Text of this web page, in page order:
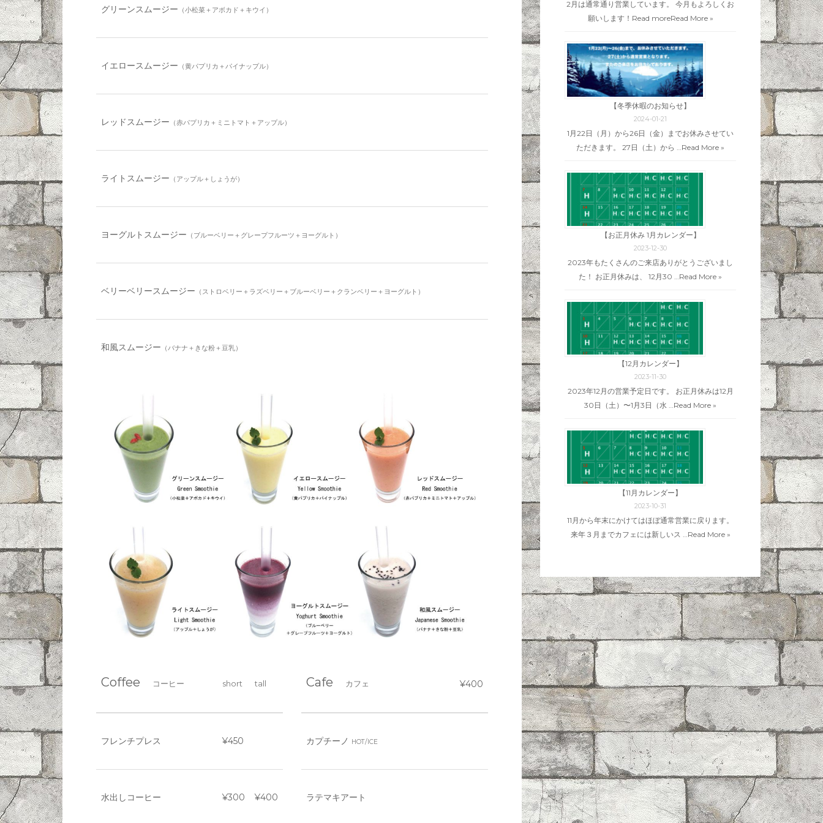
グリーンスムージー （小松菜＋アボカド＋キウイ）
イエロースムージー （黄パプリカ＋パイナップル）
レッドスムージー （赤パプリカ＋ミニトマト＋アップル）
ライトスムージー （アップル＋しょうが）
ヨーグルトスムージー （ブルーベリー＋グレープフルーツ＋ヨーグルト）
ベリーベリースムージー （ストロベリー＋ラズベリー＋ブルーベリー＋クランベリー＋ヨーグルト）
和風スムージー （バナナ＋きな粉＋豆乳）
Coffee コーヒー short tall
フレンチプレス ¥450
水出しコーヒー ¥300 ¥400
Cafe カフェ ¥400
カプチーノ HOT/ICE
ラテマキアート
2月は通常通り営業しています。 今月もよろしくお
願いします！Read moreRead More »
【冬季休暇のお知らせ】
2024-01-21
1月22日（月）から26日（金）までお休みさせてい
ただきます。 27日（土）から … Read More »
【お正月休み 1月カレンダー】
2023-12-30
2023年もたくさんのご来店ありがとうございまし
た！ お正月休みは、 12月30 … Read More »
【12月カレンダー】
2023-11-30
2023年12月の営業予定日です。 お正月休みは12月
30日（土）〜1月3日（水 …Read More »
【11月カレンダー】
2023-10-31
11月から年末にかけてはほぼ通常営業に戻ります。
来年３月までカフェには新しいス …Read More »